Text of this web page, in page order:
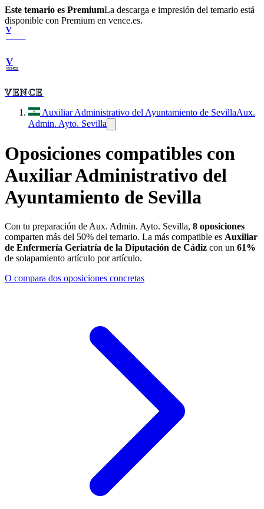
Este temario es PremiumLa descarga e impresión del temario está
disponible con Premium en vence.es.
V
V
VENCE
VENCE
Auxiliar Administrativo del Ayuntamiento de SevillaAux.
Admin. Ayto. Sevilla
Oposiciones compatibles con
Auxiliar Administrativo del
Ayuntamiento de Sevilla
Con tu preparación de Aux. Admin. Ayto. Sevilla, 8 oposiciones
comparten más del 50% del temario. La más compatible es Auxiliar
de Enfermería Geriatría de la Diputación de Cádiz con un 61%
de solapamiento artículo por artículo.
O compara dos oposiciones concretas